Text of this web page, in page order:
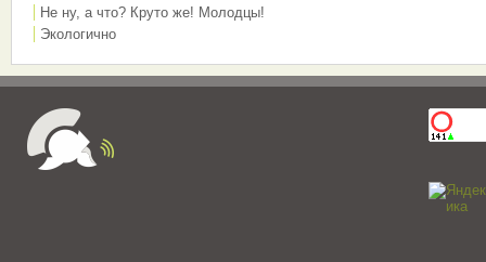
Не ну, а что? Круто же! Молодцы!
Экологично